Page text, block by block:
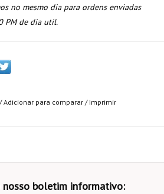
no mesmo dia para ordens enviadas
PM de dia util.
/Adicionar para comparar / Imprimir
nosso boletim informativo: